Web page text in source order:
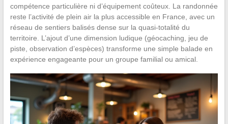
compétence particulière ni d’équipement coûteux. La randonnée
reste l’activité de plein air la plus accessible en France, avec un
réseau de sentiers balisés dense sur la quasi-totalité du
territoire. L’ajout d’une dimension ludique (géocaching, jeu de
piste, observation d’espèces) transforme une simple balade en
expérience engageante pour un groupe familial ou amical.